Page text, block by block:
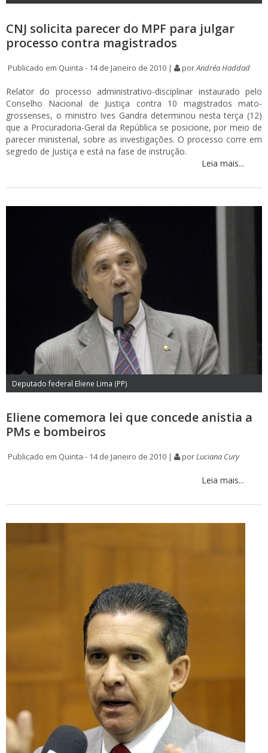
CNJ solicita parecer do MPF para julgar
processo contra magistrados
Publicado em Quinta - 14 de Janeiro de 2010 | porAndréa Haddad
Relator do processo administrativo-disciplinar instaurado pelo
Conselho Nacional de Justiça contra 10 magistrados mato-
grossenses, o ministro Ives Gandra determinou nesta terça (12)
que a Procuradoria-Geral da República se posicione, por meio de
parecer ministerial, sobre as investigações. O processo corre em
segredo de Justiça e está na fase de instrução.
Leia mais...
Deputado federal Eliene Lima (PP)
Eliene comemora lei que concede anistia a
PMs e bombeiros
Publicado em Quinta - 14 de Janeiro de 2010 | porLuciana Cury
Leia mais...